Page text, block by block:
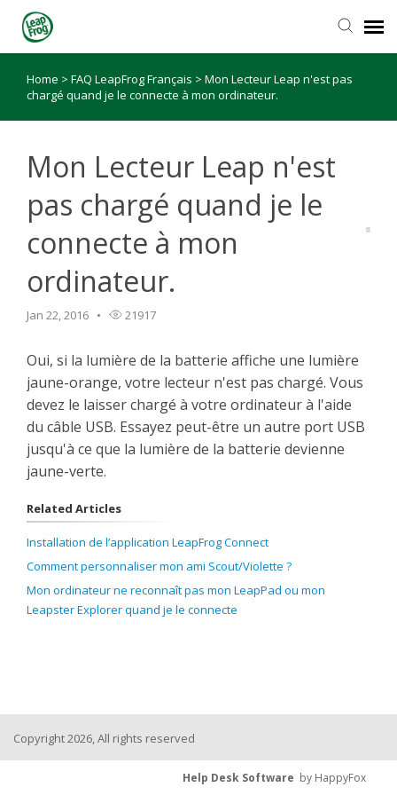
Home > FAQ LeapFrog Français > Mon Lecteur Leap n'est pas
chargé quand je le connecte à mon ordinateur.
Mon Lecteur Leap n'est
pas chargé quand je le
connecte à mon
ordinateur.
Jan 22, 2016 21917
Oui, si la lumière de la batterie affiche une lumière
jaune-orange, votre lecteur n'est pas chargé. Vous
devez le laisser chargé à votre ordinateur à l'aide
du câble USB. Essayez peut-être un autre port USB
jusqu'à ce que la lumière de la batterie devienne
jaune-verte.
Related Articles
Installation de l’application LeapFrog Connect
Comment personnaliser mon ami Scout/Violette ?
Mon ordinateur ne reconnaît pas mon LeapPad ou mon
Leapster Explorer quand je le connecte
Copyright 2026, All rights reserved
Help Desk Software by HappyFox